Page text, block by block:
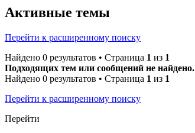
Активные темы
Перейти к расширенному поиску
Найдено 0 результатов • Страница 1 из 1
Подходящих тем или сообщений не найдено.
Найдено 0 результатов • Страница 1 из 1
Перейти к расширенному поиску
Перейти